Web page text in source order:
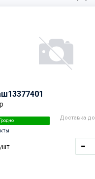
13377401
Гродно Доставка до
ШТ.